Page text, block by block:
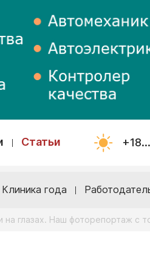
Статьи
Клиника года
на глазах. Наш фоторепортаж